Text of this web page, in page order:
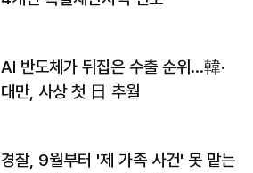
AI 반도체가 뒤집은 수출 순위…韓·
대만, 사상 첫 日 추월
경찰, 9월부터 '제 가족 사건' 못 맡는